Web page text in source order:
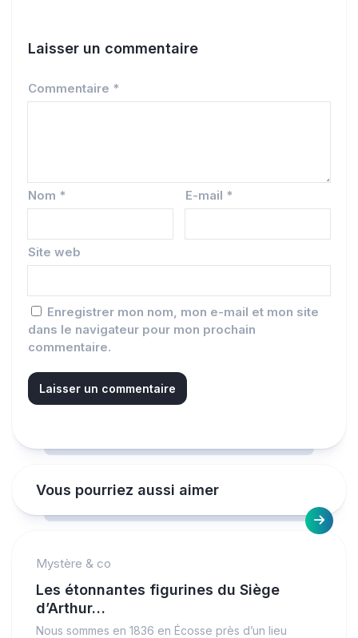
Laisser un commentaire
Commentaire *
Nom * E-mail *
Site web
Enregistrer mon nom, mon e-mail et mon site
dans le navigateur pour mon prochain
commentaire.
Vous pourriez aussi aimer
Mystère & co
Les étonnantes figurines du Siège
d’Arthur…
Nous sommes en 1836 en Écosse près d’un lieu